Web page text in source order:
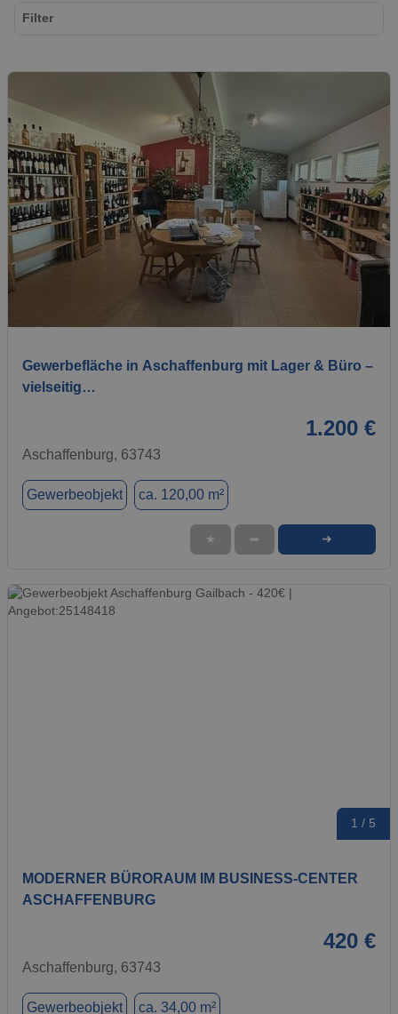
1 / 7
Gewerbefläche in Aschaffenburg mit Lager & Büro –
vielseitig…
1.200 €
Aschaffenburg, 63743
Gewerbeobjekt ca. 120,00 m²
★ ➦ ➜
1 / 5
MODERNER BÜRORAUM IM BUSINESS-CENTER
ASCHAFFENBURG
420 €
Aschaffenburg, 63743
Gewerbeobjekt ca. 34,00 m²
Filter